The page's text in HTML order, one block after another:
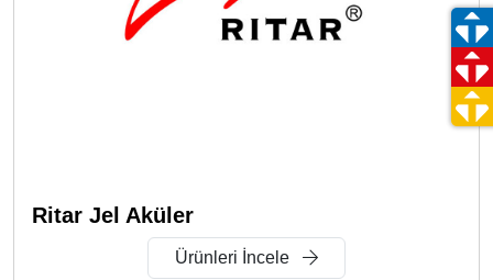
Ritar Jel Aküler
Ürünleri İncele